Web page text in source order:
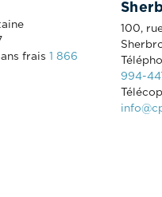
frais 1 866
100,
994-